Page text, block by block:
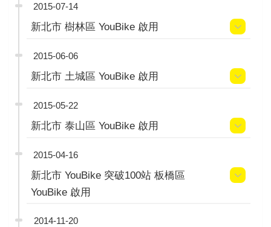
2015-07-14
新北市 樹林區 YouBike 啟用
2015-06-06
新北市 土城區 YouBike 啟用
2015-05-22
新北市 泰山區 YouBike 啟用
2015-04-16
新北市 YouBike 突破100站 板橋區
YouBike 啟用
2014-11-20